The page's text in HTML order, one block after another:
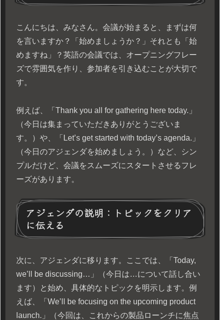
こんにちは、みなさん。会議が始まると、まずは何
を言いますか？「始めましょうか？」それとも「始
めますね」？英語の会議では、オープニングフレー
ズで雰囲気を作り、参加者を引き込むことが大切で
す。
例えば、「Thank you all for gathering here today.」
（今日は集まっていただきありがとうございま
す。）や、「Let’s get started with today’s agenda.」
（今日のアジェンダを始めましょう。）など、シン
プルだけど、会議をスムーズにスタートさせるフレ
ーズがあります。
アジェンダの説明：トピックをクリア
に伝える
次に、アジェンダに移ります。ここでは、「Today,
we’ll be discussing…」（今日は…について話し合い
ます）と始め、具体的なトピックを明示します。例
えば、「We’ll be focusing on the upcoming product
launch.」（今回は、これからの製品ローンチに焦点